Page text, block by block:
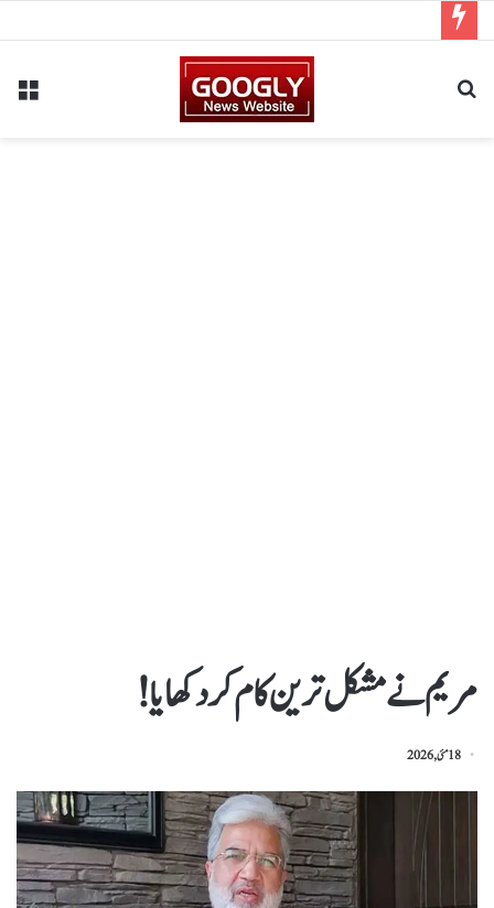
مریم نے مشکل ترین کام کر دکھایا!
18 مئی, 2026